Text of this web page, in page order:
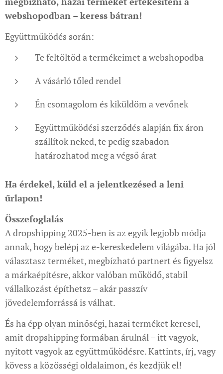
webshopodban – keress bátran!
Együttműködés során:
Te feltöltöd a termékeimet a webshopodba
A vásárló tőled rendel
Én csomagolom és kiküldöm a vevőnek
Együttműködési szerződés alapján fix áron
szállítok neked, te pedig szabadon
határozhatod meg a végső árat
Ha érdekel, küld el a jelentkezésed a leni
űrlapon!
Összefoglalás
A dropshipping 2025-ben is az egyik legjobb módja
annak, hogy belépj az e-kereskedelem világába. Ha jól
választasz terméket, megbízható partnert és figyelsz
a márkaépítésre, akkor valóban működő, stabil
vállalkozást építhetsz – akár passzív
jövedelemforrássá is válhat.
És ha épp olyan minőségi, hazai terméket keresel,
amit dropshipping formában árulnál – itt vagyok,
nyitott vagyok az együttműködésre. Kattints, írj, vagy
kövess a közösségi oldalaimon, és kezdjük el!